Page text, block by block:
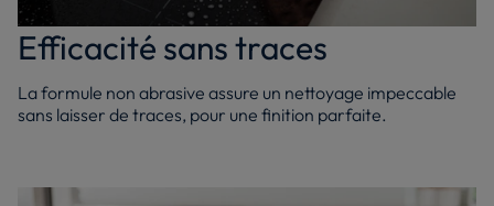
Efficacité sans traces
La formule non abrasive assure un nettoyage impeccable
sans laisser de traces, pour une finition parfaite.